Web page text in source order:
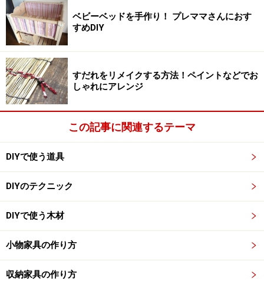
ビフォー前のトイレはクッションフロアシートの上にカーペ
ットが敷いてありました
まずは張り替える床の状態を確認します。
元がクッションフロア床であれば、上から新しいクッシ
ョンフロアシートを張ることができます。タイルやフロ
ーリングなどはそれぞれ下地調整が必要です。
購入前に必ずトイレの四隅の寸法を測ります。室内にあ
【用意する道具】
必要な道具
ベビーベッドを手作り！ プレママさんにおす
すめDIY
すだれをリメイクする方法！ペイントなどでお
しゃれにアレンジ
この記事に関連するテーマ
DIYで使う道具
DIYのテクニック
DIYで使う木材
小物家具の作り方
収納家具の作り方